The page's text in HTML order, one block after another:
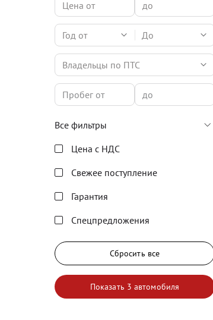
Год от До
Владельцы по ПТС
Все фильтры
Цена с НДС
Свежее поступление
Гарантия
Спецпредложения
Сбросить все
Показать 3 автомобиля